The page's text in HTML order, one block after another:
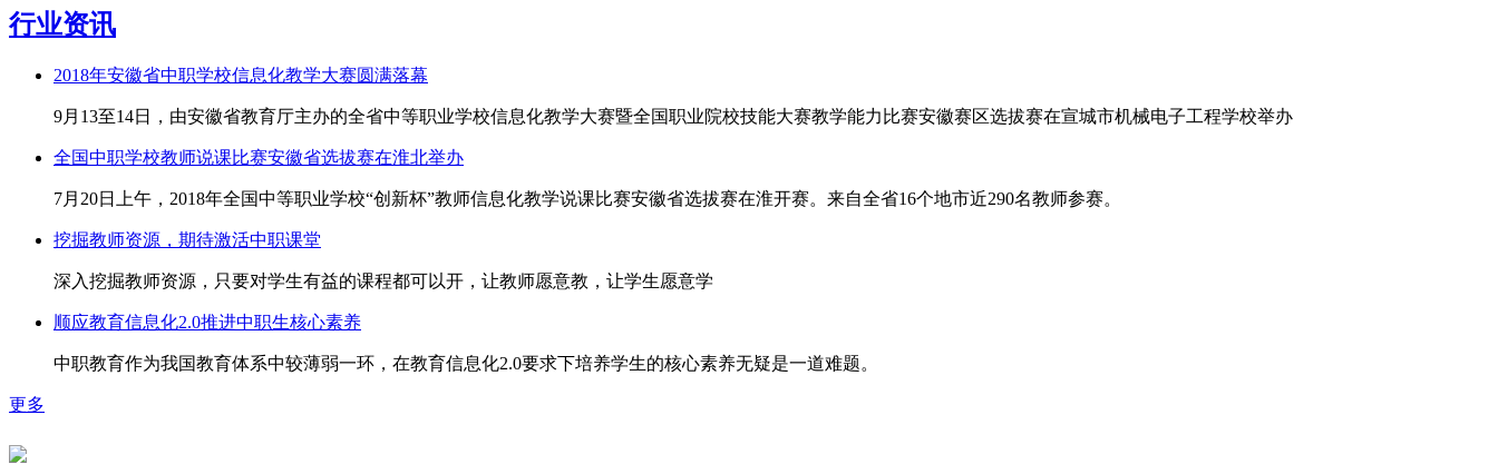
行业资讯
2018年安徽省中职学校信息化教学大赛圆满落幕
9月13至14日，由安徽省教育厅主办的全省中等职业学校信息化教学大赛暨全国职业院校技能大赛教学能力比赛安徽赛区选拔赛在宣城市机械电子工程学校举办
全国中职学校教师说课比赛安徽省选拔赛在淮北举办
7月20日上午，2018年全国中等职业学校“创新杯”教师信息化教学说课比赛安徽省选拔赛在淮开赛。来自全省16个地市近290名教师参赛。
挖掘教师资源，期待激活中职课堂
深入挖掘教师资源，只要对学生有益的课程都可以开，让教师愿意教，让学生愿意学
顺应教育信息化2.0推进中职生核心素养
中职教育作为我国教育体系中较薄弱一环，在教育信息化2.0要求下培养学生的核心素养无疑是一道难题。
更多